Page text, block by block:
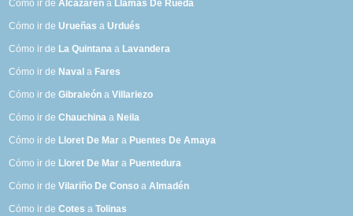
Cómo ir deAlcazarén a Llamas De Rueda
Cómo ir deUrueñas aUrdués
Cómo ir de La Quintana a Lavandera
Cómo ir de Naval a Fares
Cómo ir deGibraleón aVillariezo
Cómo ir deChauchina a Neila
Cómo ir de Lloret De Mar a Puentes De Amaya
Cómo ir de Lloret De Mar a Puentedura
Cómo ir deVilariño De Conso aAlmadén
Cómo ir deCotes aTolinas